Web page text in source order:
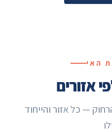
האי
אזורים
— כל אזור והייחוד